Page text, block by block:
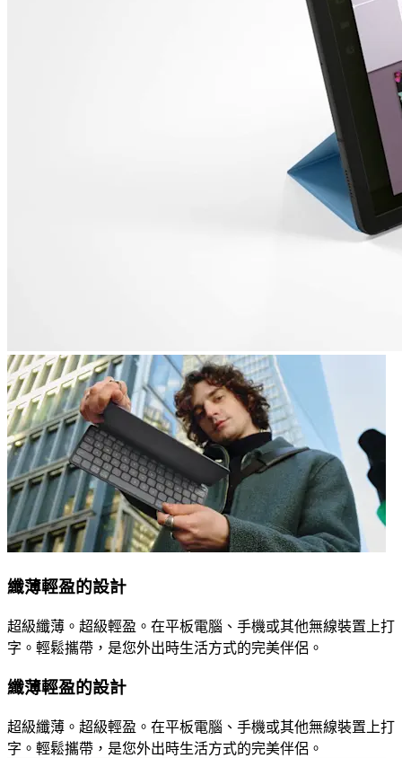
纖薄輕盈的設計
超級纖薄。超級輕盈。在平板電腦、手機或其他無線裝置上打
字。輕鬆攜帶，是您外出時生活方式的完美伴侶。
纖薄輕盈的設計
超級纖薄。超級輕盈。在平板電腦、手機或其他無線裝置上打
字。輕鬆攜帶，是您外出時生活方式的完美伴侶。